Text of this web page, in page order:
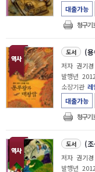
대출가능
청구기
도서 (
저자 권기
발행년 2012
소장기관 레
대출가능
청구기
도서 (
저자 권기
발행년 2012